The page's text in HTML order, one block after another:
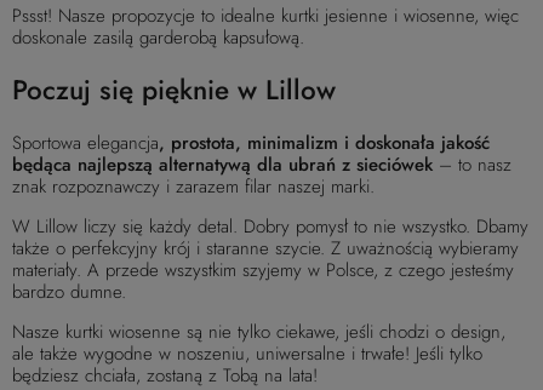
Pssst! Nasze propozycje to idealne kurtki jesienne i wiosenne, więc
doskonale zasilą garderobą kapsułową.
Poczuj się pięknie w Lillow
Sportowa elegancja, prostota, minimalizm i doskonała jakość
będąca najlepszą alternatywą dla ubrań z sieciówek – to nasz
znak rozpoznawczy i zarazem filar naszej marki.
W Lillow liczy się każdy detal. Dobry pomysł to nie wszystko. Dbamy
także o perfekcyjny krój i staranne szycie. Z uważnością wybieramy
materiały. A przede wszystkim szyjemy w Polsce, z czego jesteśmy
bardzo dumne.
Nasze kurtki wiosenne są nie tylko ciekawe, jeśli chodzi o design,
ale także wygodne w noszeniu, uniwersalne i trwałe! Jeśli tylko
będziesz chciała, zostaną z Tobą na lata!